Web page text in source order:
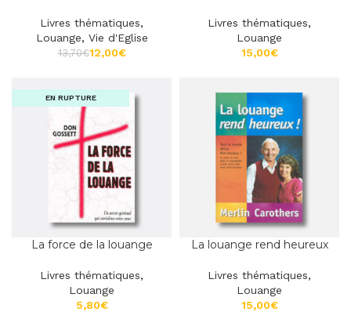
Livres thématiques,
Louange, Vie d'Eglise
13,70€12,00€
Livres thématiques,
Louange
€
EN RUPTURE
La force de la louange
Livres thématiques,
Louange
€
La louange rend heureux
Livres thématiques,
Louange
€